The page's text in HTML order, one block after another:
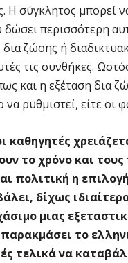
Η σύγκλητος μπορεί
δώσει περισσότερη
ζώσης ή
τις συνθήκες.
και η εξέταση δια
ρυθμιστεί, είτε οι
καθηγητές
το χρόνο και
πολιτική η
δίχως
μιας
το
τελικά να